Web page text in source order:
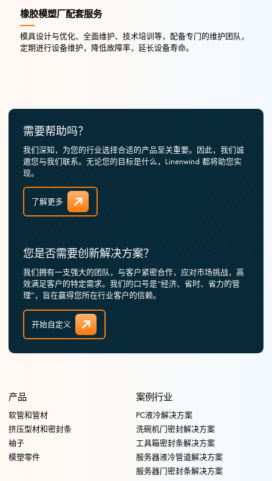
橡胶模塑厂配套服务
模具设计与优化、全面维护、技术培训等，配备专门的维护团队，
定期进行设备维护，降低故障率，延长设备寿命。
需要帮助吗？
我们深知，为您的行业选择合适的产品至关重要。因此，我们诚
邀您与我们联系。无论您的目标是什么，Linenwind 都将助您实
现。
了解更多
您是否需要创新解决方案？
我们拥有一支强大的团队，与客户紧密合作，应对市场挑战，高
效满足客户的特定需求。我们的口号是“经济、省时、省力的管
理”，旨在赢得您所在行业客户的信赖。
开始自定义
产品
软管和管材
挤压型材和密封条
袖子
模塑零件
案例行业
PC液冷解决方案
洗碗机门密封解决方案
工具箱密封条解决方案
服务器液冷管道解决方案
服务器门密封条解决方案